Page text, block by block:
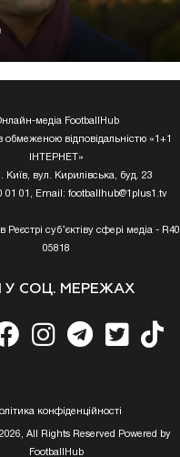
медіа FootballHub
обмеженою відповідальністю «1+1
ІНТЕРНЕТ»
Київ, вул. Кирилівська, буд. 23
01 01, Email: footballhub@1plus1.tv
Реєстрі суб’єктіву сфері медіа -
05818
У СОЦ. МЕРЕЖАХ
конфiденцiйностi
All Rights Reserved Powered by
FootballHub